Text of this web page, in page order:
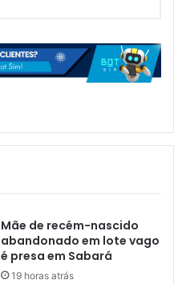
Mãe de recém-nascido
abandonado em lote vago
é presa em Sabará
19 horas atrás